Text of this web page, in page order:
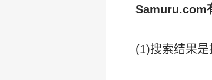
Samuru.com
(1)搜索结果是